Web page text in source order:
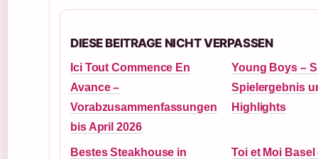
DIESE BEITRAGE NICHT VERPASSEN
Ici Tout Commence En
Avance –
Vorabzusammenfassungen
bis April 2026
Young Boys –
Spielergebnis
Highlights
Bestes Steakhouse in
Toi et Moi